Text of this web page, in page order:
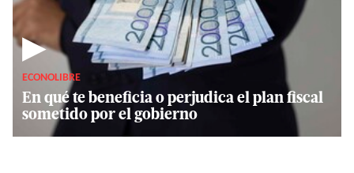
▶
ECONOLIBRE
En qué te beneficia o perjudica el plan fiscal
sometido por el gobierno